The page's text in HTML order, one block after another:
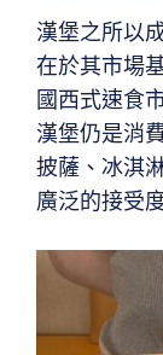
漢堡之所以
在於其市場
國西式速食
漢堡仍是消
披薩、冰淇
廣泛的接受